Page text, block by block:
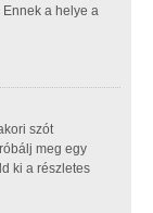
a helye a
szót
meg egy
ki a részletes